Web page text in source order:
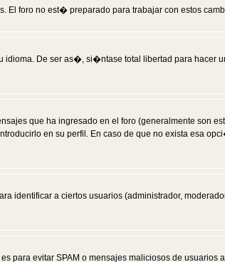
El foro no est� preparado para trabajar con estos
De ser as�, si�ntase total libertad para hacer
que ha ingresado en el foro (generalmente son
en su perfil. En caso de que no exista esa
identificar a ciertos usuarios (administrador,
para evitar SPAM o mensajes maliciosos de usuarios